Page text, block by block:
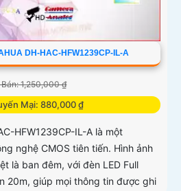
DH-HAC-HFW1239CP-IL-A
Bán: 1,250,000 ₫
Mại: 880,000 ₫
HFW1239CP-IL-A là một
nghệ CMOS tiên tiến. Hình ảnh
là ban đêm, với đèn LED Full
20m, giúp mọi thông tin được ghi